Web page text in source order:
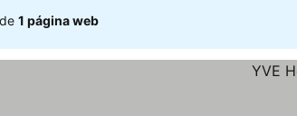
1 página web